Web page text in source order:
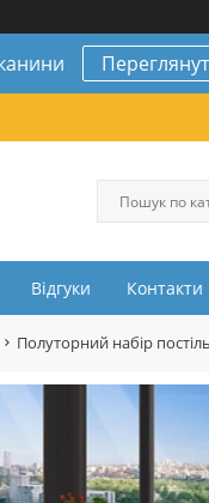
Відгуки Контакти
Полуторний набір